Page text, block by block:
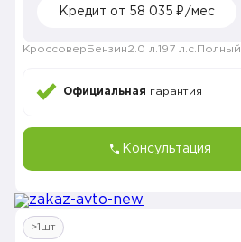
Кредит от 58 035 ₽/мес
Кроссовер Бензин2.0 л. 197 л.с. Полный
Официальная гарантия
Консультация
>1шт